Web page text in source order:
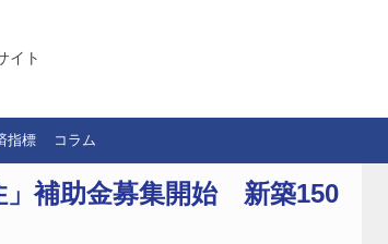
イト
指標 コラム
」補助金募集開始 新築150